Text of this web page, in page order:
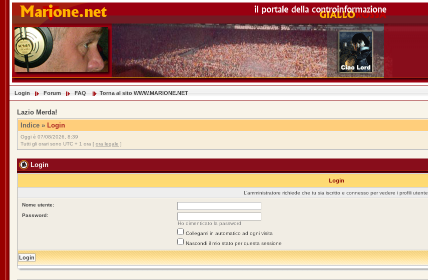
Login Forum FAQ Torna al sito WWW.MARIONE.NET
Lazio Merda!
Indice » Login
Oggi è 07/08/2026, 8:39
Tutti gli orari sono UTC + 1 ora [ ora legale ]
Login
Login
L’amministratore richiede che tu sia iscritto e connesso per vedere i profili utente.
Nome utente:
Password:
Ho dimenticato la password
Collegami in automatico ad ogni visita
Nascondi il mio stato per questa sessione